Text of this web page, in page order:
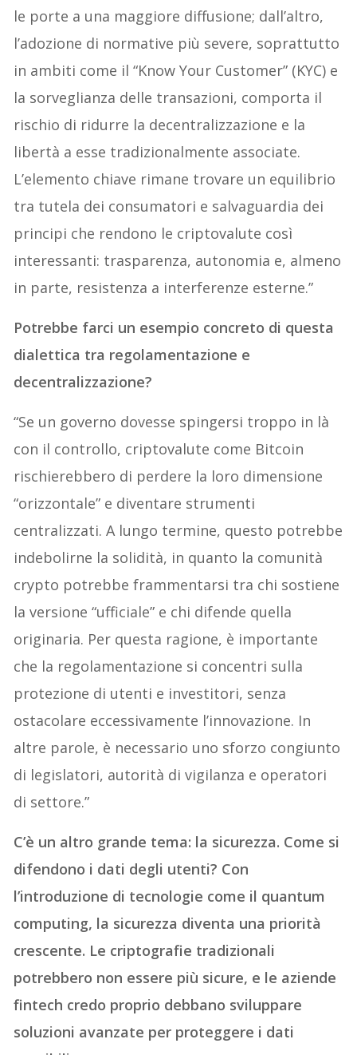
le porte a una maggiore diffusione; dall’altro,
l’adozione di normative più severe, soprattutto
in ambiti come il “Know Your Customer” (KYC) e
la sorveglianza delle transazioni, comporta il
rischio di ridurre la decentralizzazione e la
libertà a esse tradizionalmente associate.
L’elemento chiave rimane trovare un equilibrio
tra tutela dei consumatori e salvaguardia dei
principi che rendono le criptovalute così
interessanti: trasparenza, autonomia e, almeno
in parte, resistenza a interferenze esterne.”
Potrebbe farci un esempio concreto di questa
dialettica tra regolamentazione e
decentralizzazione?
“Se un governo dovesse spingersi troppo in là
con il controllo, criptovalute come Bitcoin
rischierebbero di perdere la loro dimensione
“orizzontale” e diventare strumenti
centralizzati. A lungo termine, questo potrebbe
indebolirne la solidità, in quanto la comunità
crypto potrebbe frammentarsi tra chi sostiene
la versione “ufficiale” e chi difende quella
originaria. Per questa ragione, è importante
che la regolamentazione si concentri sulla
protezione di utenti e investitori, senza
ostacolare eccessivamente l’innovazione. In
altre parole, è necessario uno sforzo congiunto
di legislatori, autorità di vigilanza e operatori
di settore.”
C’è un altro grande tema: la sicurezza. Come si
difendono i dati degli utenti? Con
l’introduzione di tecnologie come il quantum
computing, la sicurezza diventa una priorità
crescente. Le criptografie tradizionali
potrebbero non essere più sicure, e le aziende
fintech credo proprio debbano sviluppare
soluzioni avanzate per proteggere i dati